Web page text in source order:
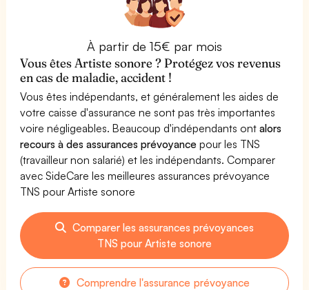
À partir de 15€ par mois
Vous êtes Artiste sonore ? Protégez vos revenus
en cas de maladie, accident !
Vous êtes indépendants, et généralement les aides de
votre caisse d'assurance ne sont pas très importantes
voire négligeables. Beaucoup d'indépendants ontalors
recours à des assurances prévoyance pour les TNS
(travailleur non salarié) et les indépendants. Comparer
avec SideCare les meilleures assurances prévoyance
TNS pour Artiste sonore
Comparer les assurances prévoyances
TNS pour Artiste sonore
Comprendre l'assurance prévoyance